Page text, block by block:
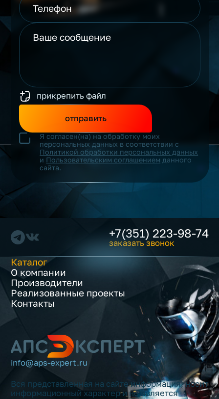
прикрепить файл
отправить
Я согласен(на) на обработку моих
персональных данных в соответствии с
Политикой обработки персональных данных
и Пользовательским соглашением данного
сайта.
+7(351) 223-98-74
заказать звонок
Каталог
О компании
Производители
Реализованные проекты
Контакты
info@aps-expert.ru
Вся представленная на сайте информация, носит
информационный характер и не является